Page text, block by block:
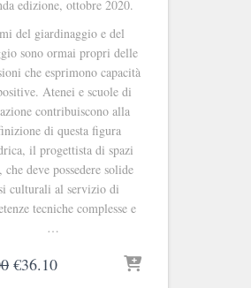
edizione, ottobre 2020.
del giardinaggio e del
sono ormai propri delle
che esprimono capacità
Atenei e scuole di
contribuiscono alla
di questa figura
il progettista di spazi
deve possedere solide
culturali al servizio di
tecniche complesse e
…
Il
€36.10Il